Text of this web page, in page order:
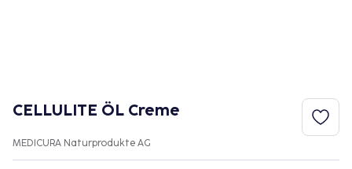
CELLULITE ÖL Creme
MEDICURA Naturprodukte AG